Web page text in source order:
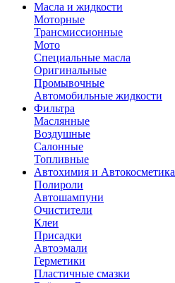
Масла и жидкости
Моторные
Трансмиссионные
Мото
Специальные масла
Оригинальные
Промывочные
Автомобильные жидкости
Фильтра
Маслянные
Воздушные
Салонные
Топливные
Автохимия и Автокосметика
Полироли
Автошампуни
Очистители
Клеи
Присадки
Автоэмали
Герметики
Пластичные смазки